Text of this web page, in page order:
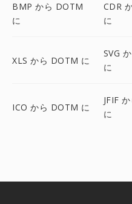
BMP から DOTM
に
CDR
に
XLS から DOTM に
SVG
に
ICO から DOTM に
JFIF
に